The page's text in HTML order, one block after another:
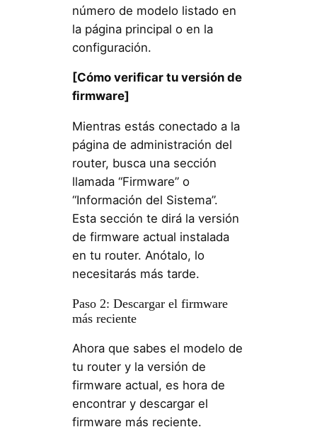
número de modelo listado en
la página principal o en la
configuración.
[Cómo verificar tu versión de
firmware]
Mientras estás conectado a la
página de administración del
router, busca una sección
llamada “Firmware” o
“Información del Sistema”.
Esta sección te dirá la versión
de firmware actual instalada
en tu router. Anótalo, lo
necesitarás más tarde.
Paso 2: Descargar el firmware
más reciente
Ahora que sabes el modelo de
tu router y la versión de
firmware actual, es hora de
encontrar y descargar el
firmware más reciente.